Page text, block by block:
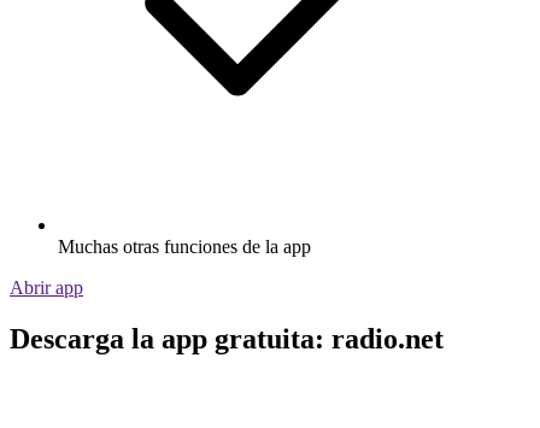
Muchas otras funciones de la app
Abrir app
Descarga la app gratuita: radio.net